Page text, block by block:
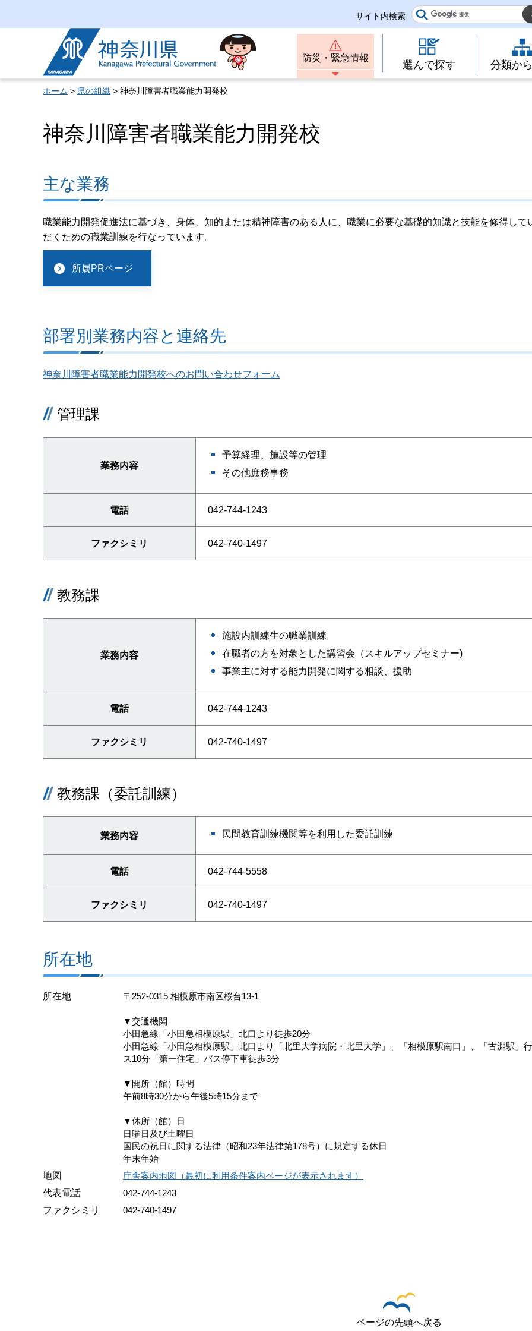
サイト内検索
神奈川県
防災・緊急情報
選んで探す 分類か
ホーム > 県の組織 > 神奈川障害者職業能力開発校
神奈川障害者職業能力開発校
主な業務
職業能力開発促進法に基づき、身体、知的または精神障害のある人に、職業に必要な基礎的知識と技能を修得して
だくための職業訓練を行なっています。
所属PRページ
部署別業務内容と連絡先
神奈川障害者職業能力開発校へのお問い合わせフォーム
管理課
業務内容
予算経理、施設等の管理
その他庶務事務
電話 042-744-1243
ファクシミリ 042-740-1497
教務課
業務内容
施設内訓練生の職業訓練
在職者の方を対象とした講習会（スキルアップセミナー)
事業主に対する能力開発に関する相談、援助
電話 042-744-1243
ファクシミリ 042-740-1497
教務課（委託訓練）
業務内容 民間教育訓練機関等を利用した委託訓練
電話 042-744-5558
ファクシミリ 042-740-1497
所在地
所在地 〒252-0315 相模原市南区桜台13-1
▼交通機関
小田急線「小田急相模原駅」北口より徒歩20分
小田急線「小田急相模原駅」北口より「北里大学病院・北里大学」、「相模原駅南口」、「古淵駅」
ス10分「第一住宅」バス停下車徒歩3分
▼開所（館）時間
午前8時30分から午後5時15分まで
▼休所（館）日
日曜日及び土曜日
国民の祝日に関する法律（昭和23年法律第178号）に規定する休日
年末年始
地図
庁舎案内地図（最初に利用条件案内ページが表示されます）
代表電話
042-744-1243
ファクシミリ
042-740-1497
ページの先頭へ戻る